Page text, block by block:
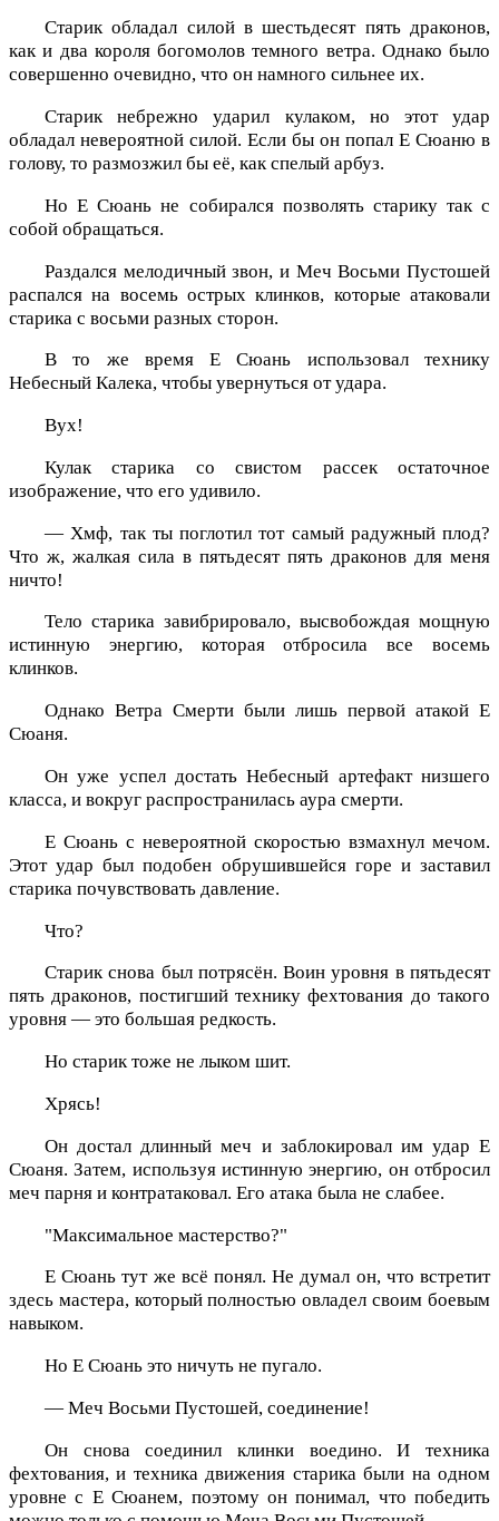
Старик обладал силой в шестьдесят пять драконов,
как и два короля богомолов темного ветра. Однако было
совершенно очевидно, что он намного сильнее их.
Старик небрежно ударил кулаком, но этот удар
обладал невероятной силой. Если бы он попал Е Сюаню в
голову, то размозжил бы её, как спелый арбуз.
Но Е Сюань не собирался позволять старику так с
собой обращаться.
Раздался мелодичный звон, и Меч Восьми Пустошей
распался на восемь острых клинков, которые атаковали
старика с восьми разных сторон.
В то же время Е Сюань использовал технику
Небесный Калека, чтобы увернуться от удара.
Вух!
Кулак старика со свистом рассек остаточное
изображение, что его удивило.
— Хмф, так ты поглотил тот самый радужный плод?
Что ж, жалкая сила в пятьдесят пять драконов для меня
ничто!
Тело старика завибрировало, высвобождая мощную
истинную энергию, которая отбросила все восемь
клинков.
Однако Ветра Смерти были лишь первой атакой Е
Сюаня.
Он уже успел достать Небесный артефакт низшего
класса, и вокруг распространилась аура смерти.
Е Сюань с невероятной скоростью взмахнул мечом.
Этот удар был подобен обрушившейся горе и заставил
старика почувствовать давление.
Что?
Старик снова был потрясён. Воин уровня в пятьдесят
пять драконов, постигший технику фехтования до такого
уровня — это большая редкость.
Но старик тоже не лыком шит.
Хрясь!
Он достал длинный меч и заблокировал им удар Е
Сюаня. Затем, используя истинную энергию, он отбросил
меч парня и контратаковал. Его атака была не слабее.
"Максимальное мастерство?"
Е Сюань тут же всё понял. Не думал он, что встретит
здесь мастера, который полностью овладел своим боевым
навыком.
Но Е Сюань это ничуть не пугало.
— Меч Восьми Пустошей, соединение!
Он снова соединил клинки воедино. И техника
фехтования, и техника движения старика были на одном
уровне с Е Сюанем, поэтому он понимал, что победить